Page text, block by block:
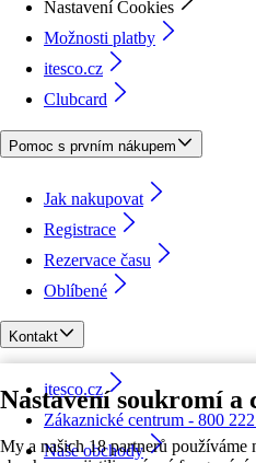
Nastavení soukromí a
My a našich 18 partnerů používáme
Nastavení Cookies
Možnosti platby
itesco.cz
Clubcard
Pomoc s prvním nákupem
Jak nakupovat
Registrace
Rezervace času
Oblíbené
Kontakt
itesco.cz
Zákaznické centrum - 800
Naše obchody